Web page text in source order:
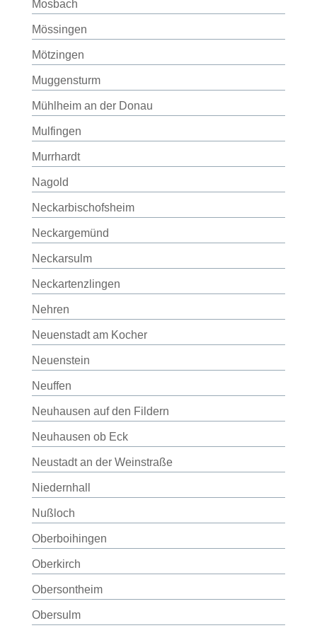
Mosbach
Mössingen
Mötzingen
Muggensturm
Mühlheim an der Donau
Mulfingen
Murrhardt
Nagold
Neckarbischofsheim
Neckargemünd
Neckarsulm
Neckartenzlingen
Nehren
Neuenstadt am Kocher
Neuenstein
Neuffen
Neuhausen auf den Fildern
Neuhausen ob Eck
Neustadt an der Weinstraße
Niedernhall
Nußloch
Oberboihingen
Oberkirch
Obersontheim
Obersulm